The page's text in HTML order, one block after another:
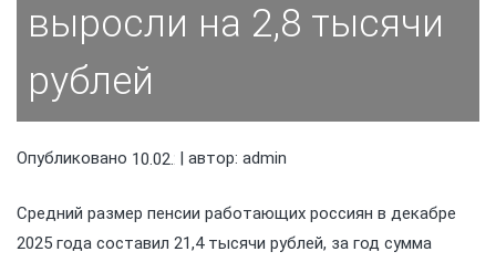
выросли на 2,8 тысячи
рублей
Опубликовано 10.02.2026| автор: admin
Средний размер пенсии работающих россиян в декабре
2025 года составил 21,4 тысячи рублей, за год сумма